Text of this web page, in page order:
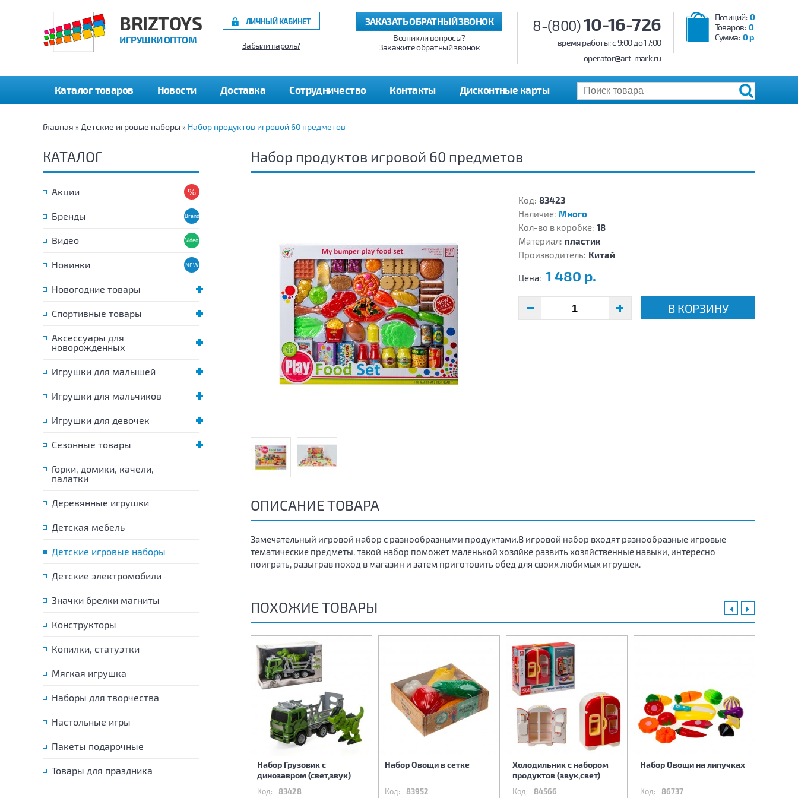
BRIZTOYS
ИГРУШКИ ОПТОМ
Позиций: 0
Товаров: 0
Сумма: 0 р.
8-(800)10-16-726
время работы: c 9:00 до 17:00
operator@art-mark.ru
ЗАКАЗАТЬ ОБРАТНЫЙ ЗВОНОК
Возникли вопросы?
Закажите обратный звонок
ЛИЧНЫЙ КАБИНЕТ
Забыли пароль?
Каталог товаров Новости Доставка Сотрудничество Контакты Дисконтные карты
Главная » Детские игровые наборы » Набор продуктов игровой 60 предметов
КАТАЛОГ
Акции
Бренды
Видео
Новинки
Новогодние товары
Спортивные товары
Аксессуары для
новорожденных
Игрушки для малышей
Игрушки для мальчиков
Игрушки для девочек
Сезонные товары
Горки, домики, качели,
палатки
Деревянные игрушки
Детская мебель
Детские игровые наборы
Детские электромобили
Значки брелки магниты
Конструкторы
Копилки, статуэтки
Мягкая игрушка
Наборы для творчества
Настольные игры
Пакеты подарочные
Товары для праздника
Набор продуктов игровой 60 предметов
Код: 83423
Наличие: Много
Кол-во в коробке: 18
Материал: пластик
Производитель: Китай
Цена: 1 480 р.
В КОРЗИНУ
ОПИСАНИЕ ТОВАРА
Замечательный игровой набор с разнообразными продуктами.В игровой набор входят разнообразные игровые
тематические предметы. такой набор поможет маленькой хозяйке развить хозяйственные навыки, интересно
поиграть, разыграв поход в магазин и затем приготовить обед для своих любимых игрушек.
ПОХОЖИЕ ТОВАРЫ
Набор Грузовик с
динозавром (свет,звук)
Код: 83428
Набор Овощи в сетке
Код: 83952
Холодильник с набором
продуктов (звук,свет)
Код: 84566
Набор Овощи на липучках
Код: 86737